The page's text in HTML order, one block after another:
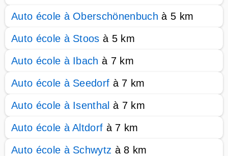
Auto école à Oberschönenbuch à 5 km
Auto école à Stoos à 5 km
Auto école à Ibach à 7 km
Auto école à Seedorf à 7 km
Auto école à Isenthal à 7 km
Auto école à Altdorf à 7 km
Auto école à Schwytz à 8 km